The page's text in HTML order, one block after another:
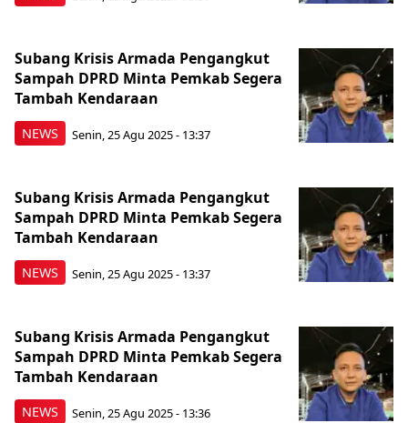
NEWS
Subang Krisis Armada Pengangkut
Sampah DPRD Minta Pemkab Segera
Tambah Kendaraan
Senin, 25 Agu 2025 - 13:37
NEWS
Subang Krisis Armada Pengangkut
Sampah DPRD Minta Pemkab Segera
Tambah Kendaraan
Senin, 25 Agu 2025 - 13:37
NEWS
Subang Krisis Armada Pengangkut
Sampah DPRD Minta Pemkab Segera
Tambah Kendaraan
Senin, 25 Agu 2025 - 13:36